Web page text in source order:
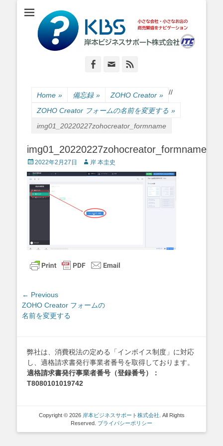
岸本ビジネスサポ
ート株式会社
小さな会社・小さなお店のIT経営をナビゲーション
Facebook
Email
Home » 備忘録 » /
ZOHO Creator » /
ZOHO Creator フォームの名前を変更する »
img01_20220227zohocreator_formname
img01_20220227zohocreator_formname
Posted
on
2022年2月27日 Author
岸 本圭史
投
稿
ナ
ー
シ
ョ
← Previous
Previous
post:
ZOHO Creator フォームの
名前を変更する
弊社は、消費税法の定める「インボイス制度」に対応
し、適格請求書発行事業者番号を取得しております。
適格請求書発行事業者番号（登録番号）：
T8080101019742
Copyright © 2026 岸本ビジネスサポート株式会社 . All Rights
Reserved. プライバシーポリシー